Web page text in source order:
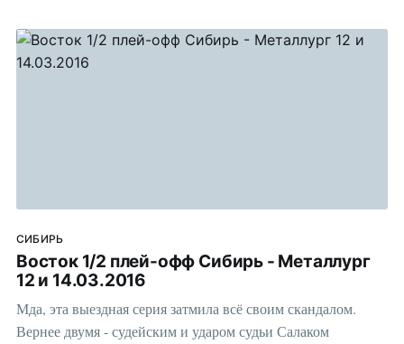
СИБИРЬ
Восток 1/2 плей-офф Сибирь - Металлург
12 и 14.03.2016
Мда, эта выездная серия затмила всё своим скандалом.
Вернее двумя - судейским и ударом судьи Салаком